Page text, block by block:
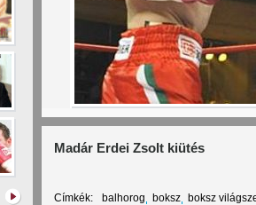
Madár Erdei Zsolt kiütés
Címkék: balhorog boksz
boksz